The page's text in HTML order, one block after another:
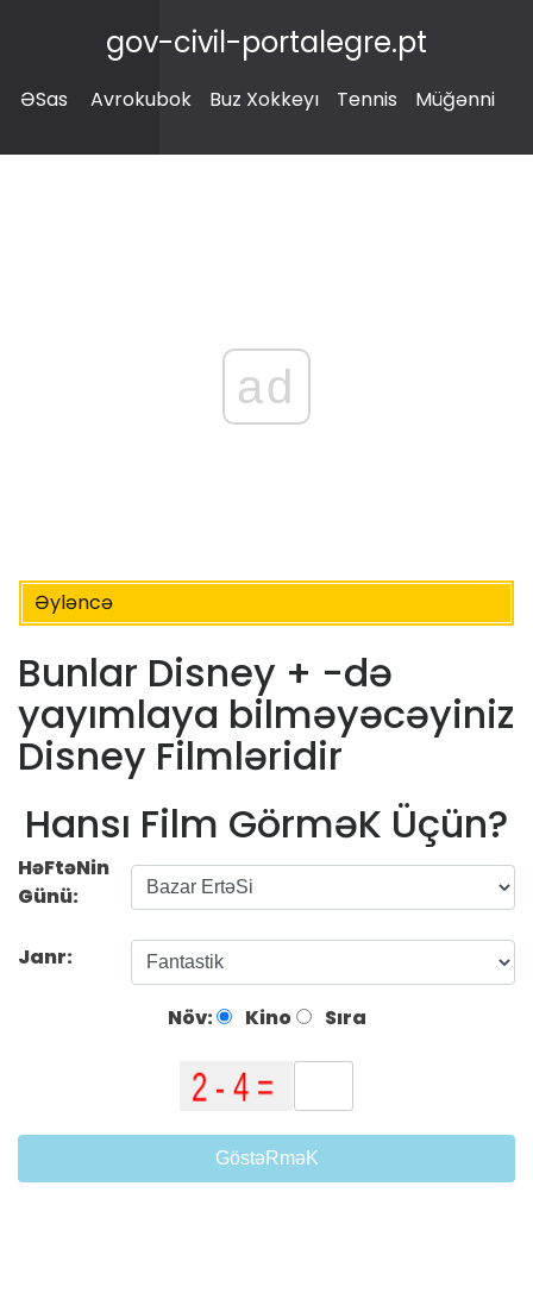
gov-civil-portalegre.pt
ƏSas Avrokubok Buz Xokkeyı Tennis Müğənni
ad
Əyləncə
Bunlar Disney + -də
yayımlaya bilməyəcəyiniz
Disney Filmləridir
Hansı Film GörməK Üçün?
HəFtəNin
Günü:
Janr:
Növ: Kino Sıra
GöstəRməK